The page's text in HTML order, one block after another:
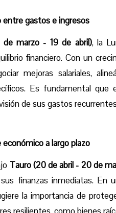
entre gastos e ingresos
de marzo - 19 de abril), la
financiero. Con un
mejoras salariales,
Es fundamental
de sus gastos
económico a largo plazo
Tauro (20 de abril - 20 de
finanzas inmediatas. En
la importancia de